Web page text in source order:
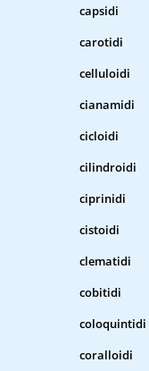
capsidi
carotidi
celluloidi
cianamidi
cicloidi
cilindroidi
ciprinidi
cistoidi
clematidi
cobitidi
coloquintidi
coralloidi